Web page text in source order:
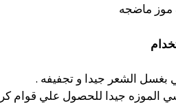
موز ماضجه
بغسل الشعر جيدا و تجفيفه .
الموزه جيدا للحصول علي قوام